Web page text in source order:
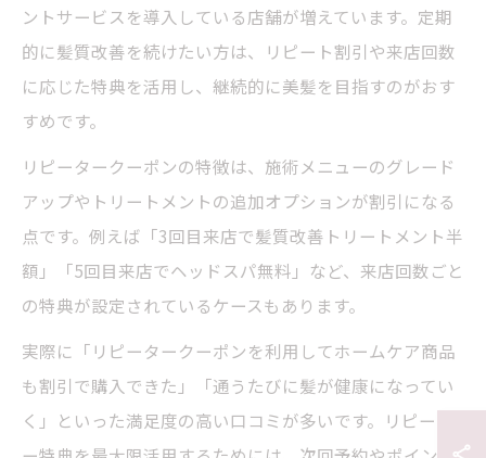
ントサービスを導入している店舗が増えています。定期
的に髪質改善を続けたい方は、リピート割引や来店回数
に応じた特典を活用し、継続的に美髪を目指すのがおす
すめです。
リピータークーポンの特徴は、施術メニューのグレード
アップやトリートメントの追加オプションが割引になる
点です。例えば「3回目来店で髪質改善トリートメント半
額」「5回目来店でヘッドスパ無料」など、来店回数ごと
の特典が設定されているケースもあります。
実際に「リピータークーポンを利用してホームケア商品
も割引で購入できた」「通うたびに髪が健康になってい
く」といった満足度の高い口コミが多いです。リピータ